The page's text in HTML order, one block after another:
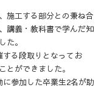
施工する部分との兼ね合
講義・教科書で学んだ知
た。
る段取りとなってお
とができました。
参加した卒業生2名が助